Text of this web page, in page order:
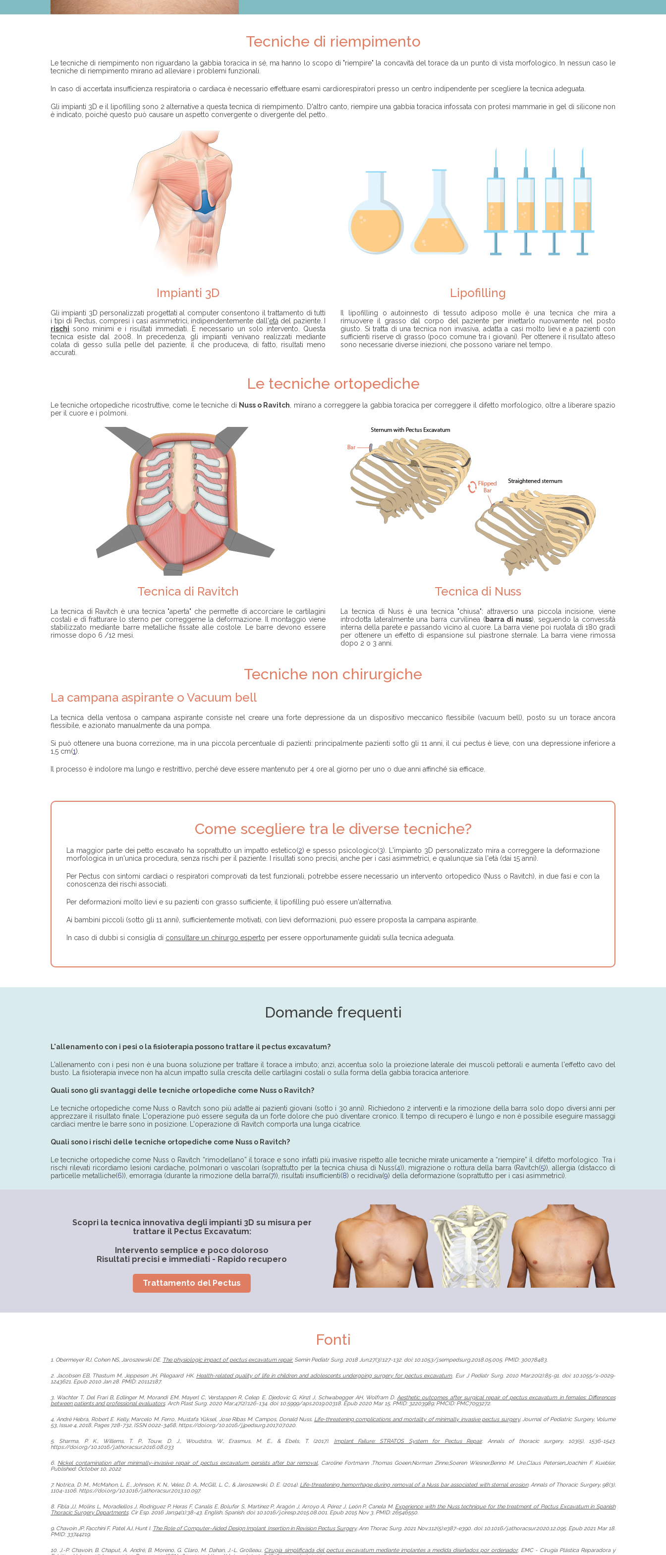
Tecniche di riempimento
Le tecniche di riempimento non riguardano la gabbia toracica in sé, ma hanno lo scopo di "riempire" la concavità del torace da un punto di vista morfologico. In nessun caso le
tecniche di riempimento mirano ad alleviare i problemi funzionali.
In caso di accertata insufficienza respiratoria o cardiaca è necessario effettuare esami cardiorespiratori presso un centro indipendente per scegliere la tecnica adeguata.
Gli impianti 3D e il lipofilling sono 2 alternative a questa tecnica di riempimento. D'altro canto, riempire una gabbia toracica infossata con protesi mammarie in gel di silicone non
è indicato, poiché questo può causare un aspetto convergente o divergente del petto.
Impianti 3D
Gli impianti 3D personalizzati progettati al computer consentono il trattamento di tutti
i tipi di Pectus, compresi i casi asimmetrici, indipendentemente dall'età del paziente. I
rischi sono minimi e i risultati immediati. È necessario un solo intervento. Questa
tecnica esiste dal 2008. In precedenza, gli impianti venivano realizzati mediante
colata di gesso sulla pelle del paziente, il che produceva, di fatto, risultati meno
accurati.
Lipofilling
Il lipofilling o autoinnesto di tessuto adiposo molle è una tecnica che mira a
rimuovere il grasso dal corpo del paziente per iniettarlo nuovamente nel posto
giusto. Si tratta di una tecnica non invasiva, adatta a casi molto lievi e a pazienti con
sufficienti riserve di grasso (poco comune tra i giovani). Per ottenere il risultato atteso
sono necessarie diverse iniezioni, che possono variare nel tempo.
Le tecniche ortopediche
Le tecniche ortopediche ricostruttive, come le tecniche di Nuss o Ravitch , mirano a correggere la gabbia toracica per correggere il difetto morfologico, oltre a liberare spazio
per il cuore e i polmoni.
Tecnica di Ravitch
La tecnica di Ravitch è una tecnica "aperta" che permette di accorciare le cartilagini
costali e di fratturare lo sterno per correggerne la deformazione. Il montaggio viene
stabilizzato mediante barre metalliche fissate alle costole. Le barre devono essere
rimosse dopo 6 /12 mesi.
Tecnica di Nuss
La tecnica di Nuss è una tecnica "chiusa": attraverso una piccola incisione, viene
introdotta lateralmente una barra curvilinea (barra di nuss), seguendo la convessità
interna della parete e passando vicino al cuore. La barra viene poi ruotata di 180 gradi
per ottenere un effetto di espansione sul piastrone sternale. La barra viene rimossa
dopo 2 o 3 anni.
Tecniche non chirurgiche
La campana aspirante o Vacuum bell
La tecnica della ventosa o campana aspirante consiste nel creare una forte depressione da un dispositivo meccanico flessibile (vacuum bell), posto su un torace ancora
flessibile, e azionato manualmente da una pompa.
Si può ottenere una buona correzione, ma in una piccola percentuale di pazienti: principalmente pazienti sotto gli 11 anni, il cui pectus è lieve, con una depressione inferiore a
1,5 cm(1).
Il processo è indolore ma lungo e restrittivo, perché deve essere mantenuto per 4 ore al giorno per uno o due anni affinché sia efficace.
Come scegliere tra le diverse tecniche?
La maggior parte dei petto escavato ha soprattutto un impatto estetico(2) e spesso psicologico(3). L'impianto 3D personalizzato mira a correggere la deformazione
morfologica in un'unica procedura, senza rischi per il paziente. I risultati sono precisi, anche per i casi asimmetrici, e qualunque sia l'età (dai 15 anni).
Per Pectus con sintomi cardiaci o respiratori comprovati da test funzionali, potrebbe essere necessario un intervento ortopedico (Nuss o Ravitch), in due fasi e con la
conoscenza dei rischi associati.
Per deformazioni molto lievi e su pazienti con grasso sufficiente, il lipofilling può essere un'alternativa.
Ai bambini piccoli (sotto gli 11 anni), sufficientemente motivati, con lievi deformazioni, può essere proposta la campana aspirante.
In caso di dubbi si consiglia di consultare un chirurgo esperto per essere opportunamente guidati sulla tecnica adeguata.
Domande frequenti
L'allenamento con i pesi o la fisioterapia possono trattare il pectus excavatum?
L'allenamento con i pesi non è una buona soluzione per trattare il torace a imbuto; anzi, accentua solo la proiezione laterale dei muscoli pettorali e aumenta l'effetto cavo del
busto. La fisioterapia invece non ha alcun impatto sulla crescita delle cartilagini costali o sulla forma della gabbia toracica anteriore.
Quali sono gli svantaggi delle tecniche ortopediche come Nuss o Ravitch?
Le tecniche ortopediche come Nuss o Ravitch sono più adatte ai pazienti giovani (sotto i 30 anni). Richiedono 2 interventi e la rimozione della barra solo dopo diversi anni per
apprezzare il risultato finale. L'operazione può essere seguita da un forte dolore che può diventare cronico. Il tempo di recupero è lungo e non è possibile eseguire massaggi
cardiaci mentre le barre sono in posizione. L'operazione di Ravitch comporta una lunga cicatrice.
Quali sono i rischi delle tecniche ortopediche come Nuss o Ravitch?
Le tecniche ortopediche come Nuss o Ravitch “rimodellano” il torace e sono infatti più invasive rispetto alle tecniche mirate unicamente a “riempire” il difetto morfologico. Tra i
rischi rilevati ricordiamo lesioni cardiache, polmonari o vascolari (soprattutto per la tecnica chiusa di Nuss(4)), migrazione o rottura della barra (Ravitch(5)), allergia (distacco di
particelle metalliche(6)), emorragia (durante la rimozione della barra(7)), risultati insufficienti(8) o recidiva(9) della deformazione (soprattutto per i casi asimmetrici).
Scopri la tecnica innovativa degli impianti 3D su misura per
trattare il Pectus Excavatum:
Intervento semplice e poco doloroso
Risultati precisi e immediati - Rapido recupero
Trattamento del Pectus
Fonti
1. Obermeyer RJ, Cohen NS, Jaroszewski DE. The physiologic impact of pectus excavatum repair. Semin Pediatr Surg. 2018 Jun;27(3):127-132. doi: 10.1053/j.sempedsurg.2018.05.005. PMID: 30078483.
2. Jacobsen EB, Thastum M, Jeppesen JH, Pilegaard HK. Health-related quality of life in children and adolescents undergoing surgery for pectus excavatum. Eur J Pediatr Surg. 2010 Mar;20(2):85-91. doi: 10.1055/s-0029-
1243621. Epub 2010 Jan 28. PMID: 20112187.
3. Wachter T, Del Frari B, Edlinger M, Morandi EM, Mayerl C, Verstappen R, Celep E, Djedovic G, Kinzl J, Schwabegger AH, Wolfram D.Aesthetic outcomes after surgical repair of pectus excavatum in females: Differences
between patients and professional evaluators. Arch Plast Surg. 2020 Mar;47(2):126-134. doi: 10.5999/aps.2019.00318. Epub 2020 Mar 15. PMID: 32203989; PMCID: PMC7093272.
4. André Hebra, Robert E. Kelly, Marcelo M. Ferro, Mustafa Yüksel, Jose Ribas M. Campos, Donald Nuss, Life-threatening complications and mortality of minimally invasive pectus surgery, Journal of Pediatric Surgery, Volume
53, Issue 4, 2018, Pages 728-732, ISSN 0022-3468, https://doi.org/10.1016/j.jpedsurg.2017.07.020.
5. Sharma, P. K., Willems, T. P., Touw, D. J., Woudstra, W., Erasmus, M. E., & Ebels, T. (2017). Implant Failure: STRATOS System for Pectus Repair. Annals of thoracic surgery, 103(5), 1536-1543.
https://doi.org/10.1016/j.athoracsur.2016.08.033
6. Nickel contamination after minimally-invasive repair of pectus excavatum persists after bar removal, Caroline Fortmann ,Thomas Goeen,Norman Zinne,Soeren Wiesner,Benno M. Ure,Claus Petersen,Joachim F. Kuebler,
Published: October 10, 2022
7. Notrica, D. M., McMahon, L. E., Johnson, K. N., Velez, D. A., McGill, L. C., & Jaroszewski, D. E. (2014). Life-threatening hemorrhage during removal of a Nuss bar associated with sternal erosion. Annals of Thoracic Surgery, 98(3),
1104-1106. https://doi.org/10.1016/j.athoracsur.2013.10.097.
8. Fibla JJ, Molins L, Moradiellos J, Rodríguez P, Heras F, Canalis E, Bolufer S, Martínez P, Aragón J, Arroyo A, Pérez J, León P, Canela M. Experience with the Nuss technique for the treatment of Pectus Excavatum in Spanish
Thoracic Surgery Departments. Cir Esp. 2016 Jan;94(1):38-43. English, Spanish. doi: 10.1016/j.ciresp.2015.08.001. Epub 2015 Nov 3. PMID: 26546550.
9. Chavoin JP, Facchini F, Patel AJ, Hunt I. The Role of Computer-Aided Design Implant Insertion in Revision Pectus Surgery. Ann Thorac Surg. 2021 Nov;112(5):e387-e390. doi: 10.1016/j.athoracsur.2020.12.095. Epub 2021 Mar 18.
PMID: 33744219.
10. J.-P. Chavoin, B. Chaput, A. André, B. Moreno, G. Claro, M. Dahan, J.-L. Grolleau, Cirugía simplificada del pectus excavatum mediante implantes a medida diseñados por ordenador, EMC - Cirugía Plástica Reparadora y